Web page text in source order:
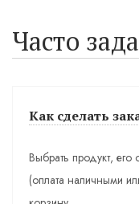
Часто
Как сделать
Выбрать продукт, его
(оплата наличными